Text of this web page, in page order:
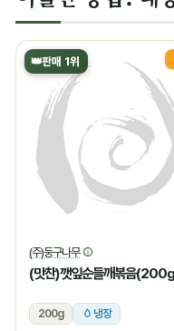
👑판매 1위
(주)둥구나무
(맛찬)깻잎순들깨볶음
200g 냉장